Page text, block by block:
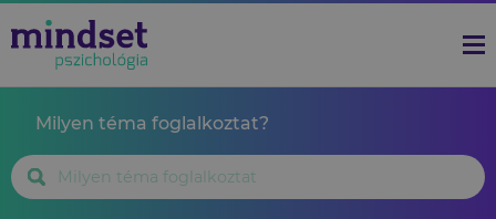
Milyen téma foglalkoztat?